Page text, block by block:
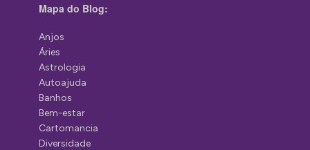
Mapa do Blog:
Anjos
Áries
Astrologia
Autoajuda
Banhos
Bem-estar
Cartomancia
Diversidade